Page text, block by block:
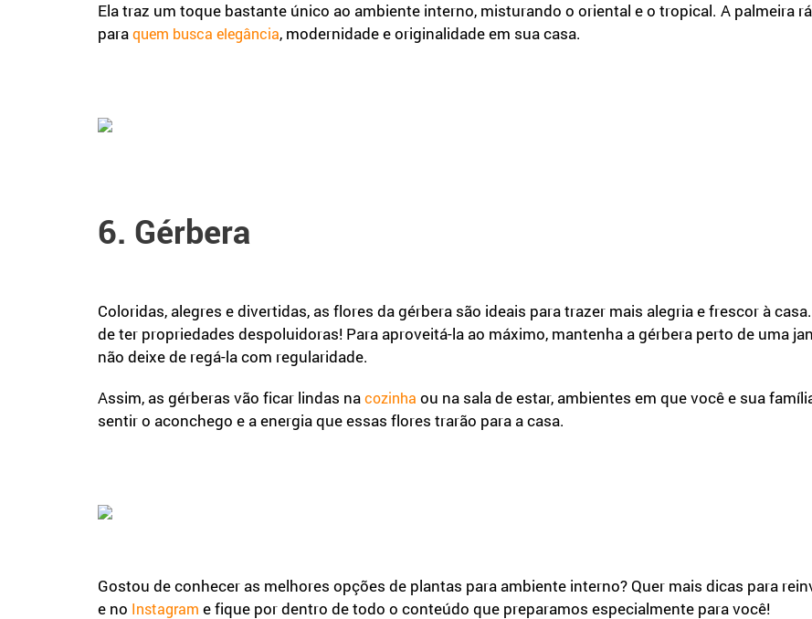
Ela traz um toque bastante único ao ambiente interno, misturando o oriental e o tropical. A palmeira
paraquem busca elegância, modernidade e originalidade em sua casa.
6. Gérbera
Coloridas, alegres e divertidas, as flores da gérbera são ideais para trazer mais alegria e frescor à
de ter propriedades despoluidoras! Para aproveitá-la ao máximo, mantenha a gérbera perto de uma
não deixe de regá-la com regularidade.
Assim, as gérberas vão ficar lindas nacozinha ou na sala de estar, ambientes em que você e sua
sentir o aconchego e a energia que essas flores trarão para a casa.
Gostou de conhecer as melhores opções de plantas para ambiente interno? Quer mais dicas para
e no Instagram e fique por dentro de todo o conteúdo que preparamos especialmente para você!